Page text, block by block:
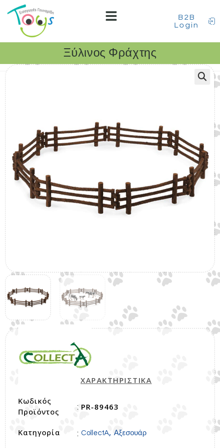
B2B
Login
Ξύλινος Φράχτης
ΧΑΡΑΚΤΗΡΙΣΤΙΚΑ
Κωδικός
Προϊόντος
: PR-89463
Κατηγορία : CollectA, Αξεσουάρ